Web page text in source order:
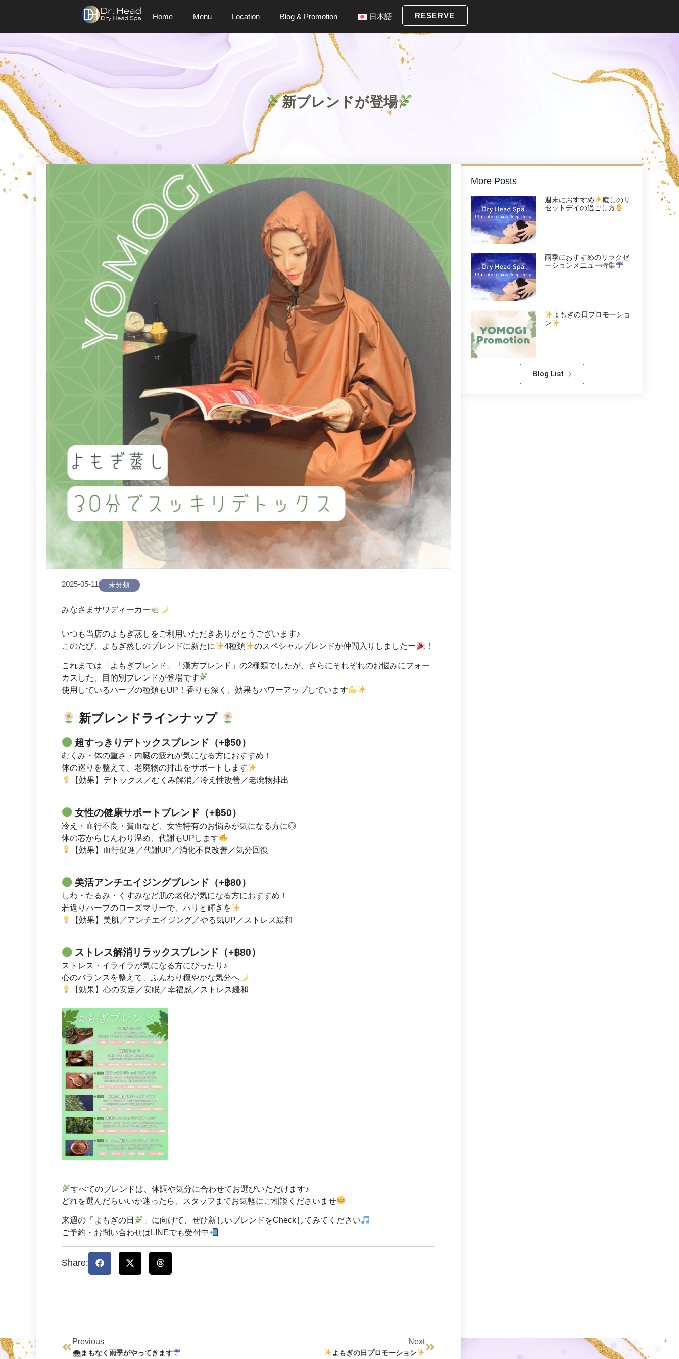
Home Menu Location Blog & Promotion 日本語 RESERVE
新ブレンドが登場
2025-05-11 未分類
みなさまサワディーカー
いつも当店のよもぎ蒸しをご利用いただきありがとうございます♪
このたび、よもぎ蒸しのブレンドに新たに
4種類 のスペシャルブレンドが仲間入りしましたー ！
これまでは「よもぎブレンド」「漢方ブレンド」の2種類でしたが、さらにそれぞれのお悩みにフォー
カスした、目的別ブレンドが登場です
使用しているハーブの種類もUP！香りも深く、効果もパワーアップしています
新ブレンドラインナップ
超すっきりデトックスブレンド（+฿50）
むくみ・体の重さ・内臓の疲れが気になる方におすすめ！
体の巡りを整えて、老廃物の排出をサポートします
【効果】デトックス／むくみ解消／冷え性改善／老廃物排出
女性の健康サポートブレンド（+฿50）
冷え・血行不良・貧血など、女性特有のお悩みが気になる方に◎
体の芯からじんわり温め、代謝もUPします
【効果】血行促進／代謝UP／消化不良改善／気分回復
美活アンチエイジングブレンド（+฿80）
しわ・たるみ・くすみなど肌の老化が気になる方におすすめ！
若返りハーブのローズマリーで、ハリと輝きを
【効果】美肌／アンチエイジング／やる気UP／ストレス緩和
ストレス解消リラックスブレンド（+฿80）
ストレス・イライラが気になる方にぴったり♪
心のバランスを整えて、ふんわり穏やかな気分へ
【効果】心の安定／安眠／幸福感／ストレス緩和
すべてのブレンドは、体調や気分に合わせてお選びいただけます♪
どれを選んだらいいか迷ったら、スタッフまでお気軽にご相談くださいませ
来週の「よもぎの日
」に向けて、ぜひ新しいブレンドをCheckしてみてください
ご予約・お問い合わせはLINEでも受付中
Share:
Previous
🌨まもなく雨季がやってきます
Next
よもぎの日プロモーション
More Posts
週末におすすめ
癒しのリ
セットデイの過ごし方
雨季におすすめのリラクゼ
ーションメニュー特集
よもぎの日プロモーショ
ン
Blog List